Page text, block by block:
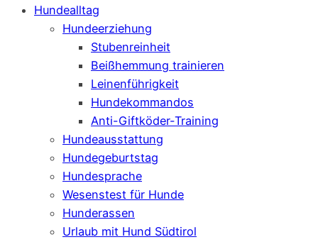
Hundealltag
Hundeerziehung
Stubenreinheit
Beißhemmung trainieren
Leinenführigkeit
Hundekommandos
Anti-Giftköder-Training
Hundeausstattung
Hundegeburtstag
Hundesprache
Wesenstest für Hunde
Hunderassen
Urlaub mit Hund Südtirol